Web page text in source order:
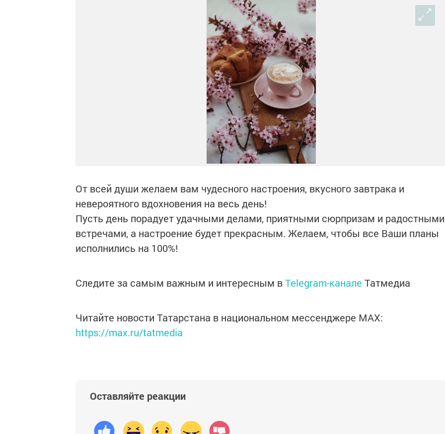
От всей души желаем вам чудесного настроения, вкусного завтрака и
невероятного вдохновения на весь день!
Пусть день порадует удачными делами, приятными сюрпризам и радостными
встречами, а настроение будет прекрасным. Желаем, чтобы все Ваши планы
исполнились на 100%!
Следите за самым важным и интересным вTelegram-канале Татмедиа
Читайте новости Татарстана в национальном мессенджере MАХ:
https://max.ru/tatmedia
Оставляйте реакции